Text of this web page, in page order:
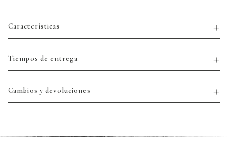
Características
Tiempos de entrega
Cambios y devoluciones